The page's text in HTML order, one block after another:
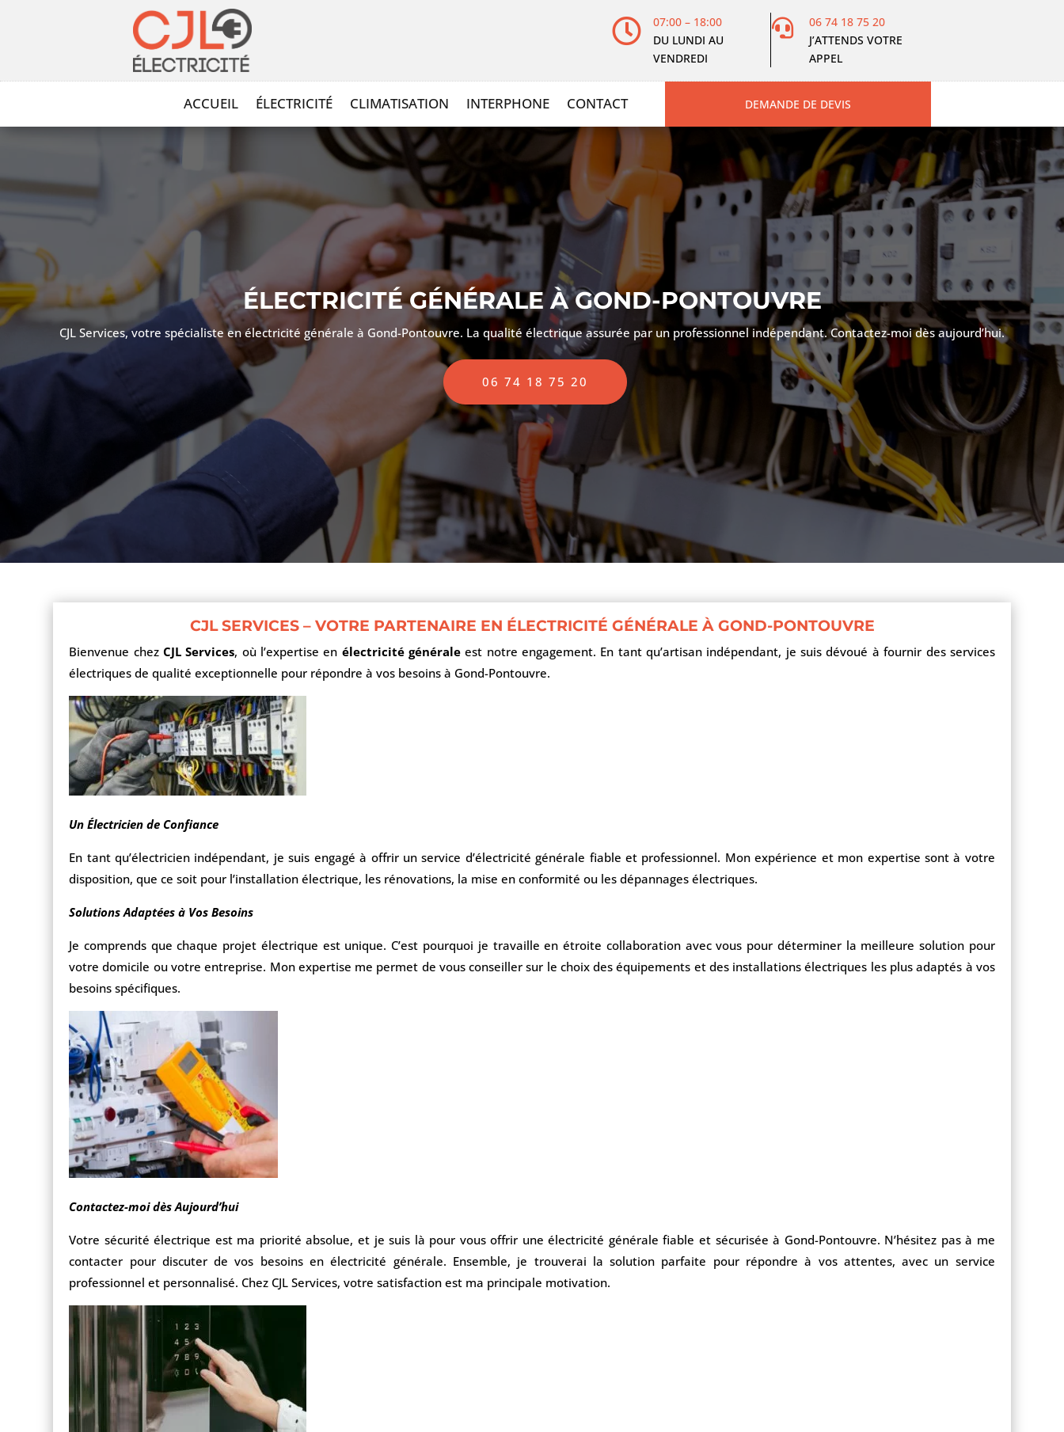

07:00 – 18:00
DU LUNDI AU
VENDREDI

06 74 18 75 20
J’ATTENDS VOTRE
APPEL
ACCUEIL ÉLECTRICITÉ CLIMATISATION INTERPHONE CONTACT DEMANDE DE DEVIS
ÉLECTRICITÉ GÉNÉRALE ÀGOND-PONTOUVRE
CJL Services, votre spécialiste en électricité générale à Gond-Pontouvre. La qualité électrique assurée par un professionnel indépendant. Contactez-moi dès aujourd’hui.
06 74 18 75 20
CJL SERVICES – VOTRE PARTENAIRE EN ÉLECTRICITÉ GÉNÉRALE À GOND-PONTOUVRE
Bienvenue chez CJL Services, où l’expertise en électricité générale est notre engagement. En tant qu’artisan indépendant, je suis dévoué à fournir des services
électriques de qualité exceptionnelle pour répondre à vos besoins à Gond-Pontouvre.
Un Électricien de Confiance
En tant qu’électricien indépendant, je suis engagé à offrir un service d’électricité générale fiable et professionnel. Mon expérience et mon expertise sont à votre
disposition, que ce soit pour l’installation électrique, les rénovations, la mise en conformité ou les dépannages électriques.
Solutions Adaptées à Vos Besoins
Je comprends que chaque projet électrique est unique. C’est pourquoi je travaille en étroite collaboration avec vous pour déterminer la meilleure solution pour
votre domicile ou votre entreprise. Mon expertise me permet de vous conseiller sur le choix des équipements et des installations électriques les plus adaptés à vos
besoins spécifiques.
Contactez-moi dès Aujourd’hui
Votre sécurité électrique est ma priorité absolue, et je suis là pour vous offrir une électricité générale fiable et sécurisée à Gond-Pontouvre. N’hésitez pas à me
contacter pour discuter de vos besoins en électricité générale. Ensemble, je trouverai la solution parfaite pour répondre à vos attentes, avec un service
professionnel et personnalisé. Chez CJL Services, votre satisfaction est ma principale motivation.